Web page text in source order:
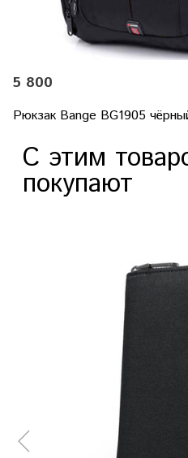
5 800
Рюкзак Bange BG1905
С этим
покупают